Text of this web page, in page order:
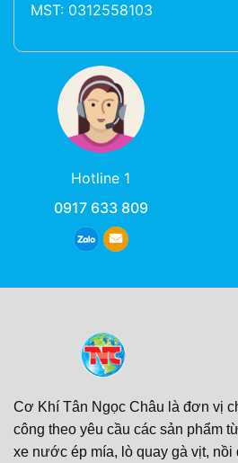
MST: 0312558103
Hotline 1
0917 633 809
Cơ Khí Tân Ngọc Châu là đơn vị
công theo yêu cầu các sản phẩm
xe nước ép mía, lò quay gà vịt, nồi